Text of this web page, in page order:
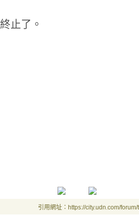
終止了。
引用網址：https://city.udn.com/